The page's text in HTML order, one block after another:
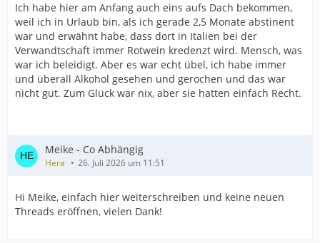
Ich habe hier am Anfang auch eins aufs Dach bekommen,
weil ich in Urlaub bin, als ich gerade 2,5 Monate abstinent
war und erwähnt habe, dass dort in Italien bei der
Verwandtschaft immer Rotwein kredenzt wird. Mensch, was
war ich beleidigt. Aber es war echt übel, ich habe immer
und überall Alkohol gesehen und gerochen und das war
nicht gut. Zum Glück war nix, aber sie hatten einfach Recht.
Meike - Co Abhängig
Hera 26. Juli 2026 um 11:51
Hi Meike, einfach hier weiterschreiben und keine neuen
Threads eröffnen, vielen Dank!